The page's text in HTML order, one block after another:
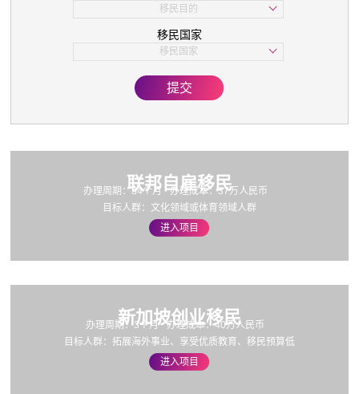
移民目的
子女教育
移民国家
移民国家
欧洲
亚洲
提交
联邦自雇移民
办理周期：34个月
办理成本：37万人民币
目标人群：文化领域或体育领域人群
进入项目
新加坡创业移民
办理周期：3个月
办理成本：40万人民币
目标人群：拓展海外事业、享受优质教育、移民预算低
进入项目